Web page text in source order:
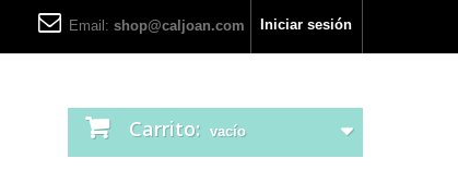
Iniciar sesión
Email: shop@caljoan.com
Carrito: vacío